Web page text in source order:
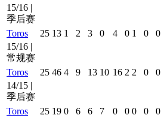
15/16 |
季后赛
Toros
25 13 1 2 3 0 4 0 1 0 0
15/16 |
常规赛
Toros
25 46 4 9 13 10 16 2 2 0 0
14/15 |
季后赛
Toros
25 19 0 6 6 7 0 0 0 0 0